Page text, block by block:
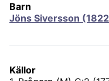
Barn
Jöns Siversson
Källor